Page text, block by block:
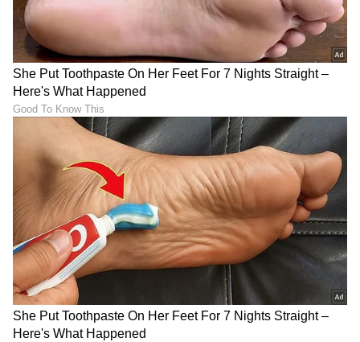
DOWNLOAD APP
RECOMMENDED STORIES